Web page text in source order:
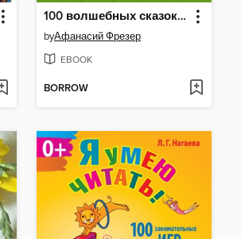
100 волшебных сказок мира (сборник)
byАфанасий Фрезер
EBOOK
BORROW